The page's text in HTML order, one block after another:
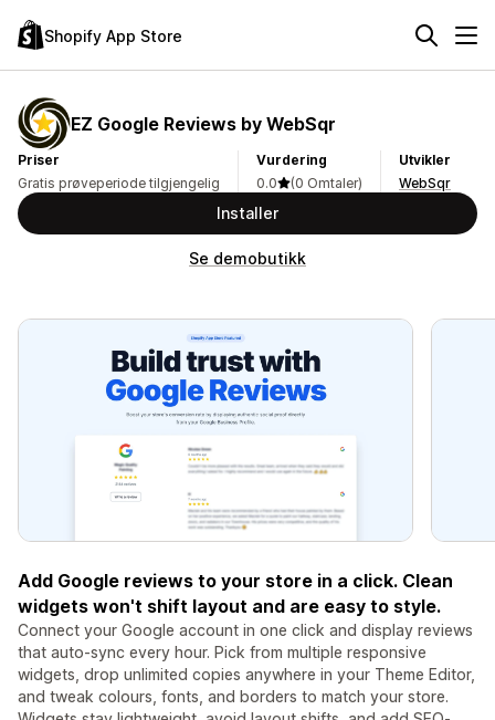
Shopify App Store
EZ Google Reviews by WebSqr
Priser
Gratis prøveperiode tilgjengelig
Vurdering
0.0
(0 Omtaler)
Utvikler
WebSqr
Installer
Se demobutikk
Add Google reviews to your store in a click. Clean
widgets won't shift layout and are easy to style.
Connect your Google account in one click and display reviews
that auto-sync every hour. Pick from multiple responsive
widgets, drop unlimited copies anywhere in your Theme Editor,
and tweak colours, fonts, and borders to match your store.